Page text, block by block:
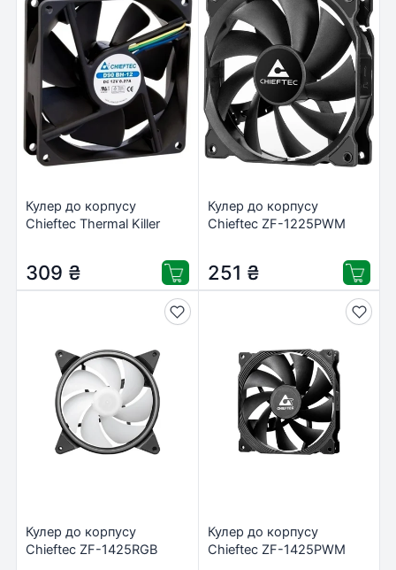
Кулер до корпусу
Chieftec Thermal Killer
309 ₴
Кулер до корпусу
Chieftec ZF-1225PWM
251 ₴
Кулер до корпусу
Chieftec ZF-1425RGB
Кулер до корпусу
Chieftec ZF-1425PWM